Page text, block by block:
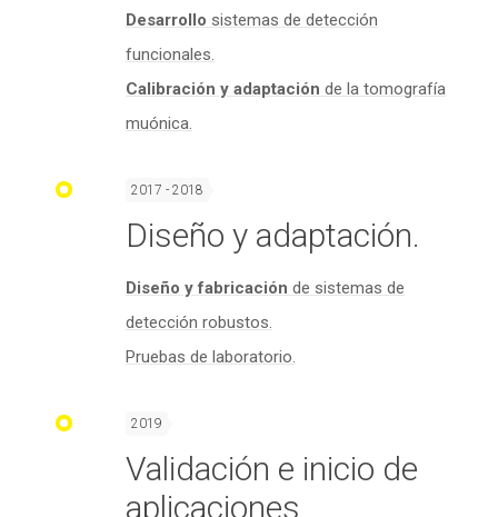
Desarrollo sistemas de detección
funcionales.
Calibración y adaptación de la tomografía
muónica.
2017 - 2018
Diseño y adaptación.
Diseño y fabricación de sistemas de
detección robustos.
Pruebas de laboratorio.
2019
Validación e inicio de
aplicaciones